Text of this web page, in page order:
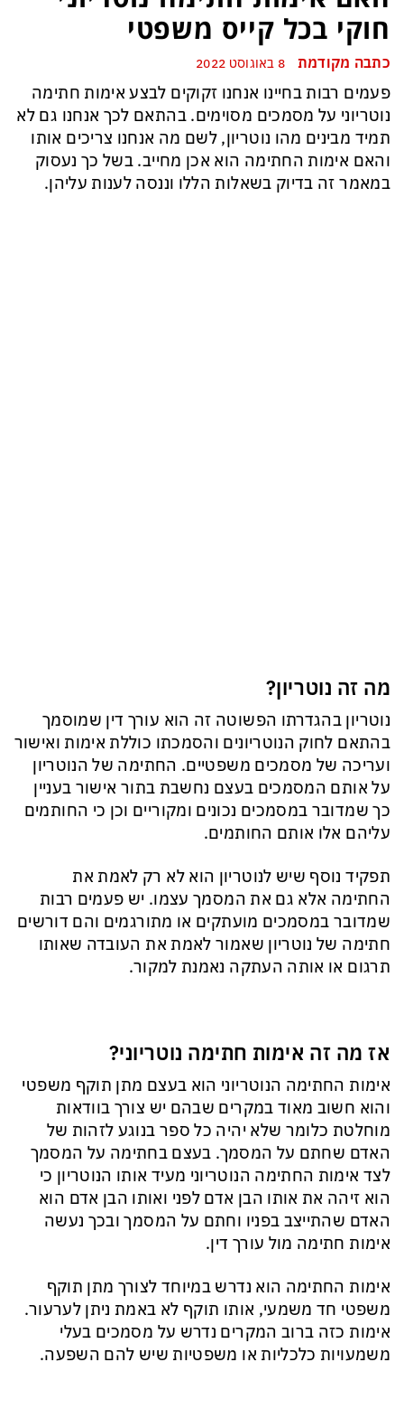
עומאן לגבי תפעול משותף של מצר הורמוז – אם טראמפ יאשר המלחמה תסתיים
מי היה מאמין שבאר שבע תנצח את הכוכב האדום?
ומיירטים להגנה – טראמפ נשאר רק עם ציוצי האיום המגוחכים שלא מזיזים לטהרן
כמדיניות: כך הפכה ההוצאה להורג לכלי ההרתעה המרכזי של המשטר האיראני
א-סיסי, ארדואן ושליט קטאר מכנסים פגישת ״כיפה אדומה״ לנתניהו בנושא עזה
חוקי בכל קייס משפטי
כתבה מקודמת
פעמים רבות בחיינו אנחנו זקוקים לבצע אימות חתימה
נוטריוני על מסמכים מסוימים. בהתאם לכך אנחנו גם לא
תמיד מבינים מהו נוטריון, לשם מה אנחנו צריכים אותו
והאם אימות החתימה הוא אכן מחייב. בשל כך נעסוק
במאמר זה בדיוק בשאלות הללו וננסה לענות עליהן.
מה זה נוטריון?
נוטריון בהגדרתו הפשוטה זה הוא עורך דין שמוסמך
בהתאם לחוק הנוטריונים והסמכתו כוללת אימות ואישור
ועריכה של מסמכים משפטיים. החתימה של הנוטריון
על אותם המסמכים בעצם נחשבת בתור אישור בעניין
כך שמדובר במסמכים נכונים ומקוריים וכן כי החותמים
עליהם אלו אותם החותמים.
תפקיד נוסף שיש לנוטריון הוא לא רק לאמת את
החתימה אלא גם את המסמך עצמו. יש פעמים רבות
שמדובר במסמכים מועתקים או מתורגמים והם דורשים
חתימה של נוטריון שאמור לאמת את העובדה שאותו
תרגום או אותה העתקה נאמנת למקור.
אז מה זה אימות חתימה נוטריוני?
אימות החתימה הנוטריוני הוא בעצם מתן תוקף משפטי
והוא חשוב מאוד במקרים שבהם יש צורך בוודאות
מוחלטת כלומר שלא יהיה כל ספר בנוגע לזהות של
האדם שחתם על המסמך. בעצם בחתימה על המסמך
לצד אימות החתימה הנוטריוני מעיד אותו הנוטריון כי
הוא זיהה את אותו הבן אדם לפני ואותו הבן אדם הוא
האדם שהתייצב בפניו וחתם על המסמך ובכך נעשה
אימות חתימה מול עורך דין.
אימות החתימה הוא נדרש במיוחד לצורך מתן תוקף
משפטי חד משמעי, אותו תוקף לא באמת ניתן לערעור.
אימות כזה ברוב המקרים נדרש על מסמכים בעלי
משמעויות כלכליות או משפטיות שיש להם השפעה.